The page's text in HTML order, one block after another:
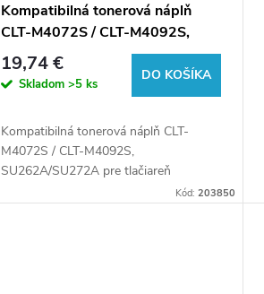
Kompatibilná tonerová náplň
CLT-M4072S / CLT-M4092S,
SU262A/SU272A, 1000 listov
pre tlačiarne Samsung (Orink
19,74 €
Skladom>5 ks
DO KOŠÍKA
Kompatibilná tonerová náplň CLT-
M4072S / CLT-M4092S,
SU262A/SU272A pre tlačiareň
Kód: 203850